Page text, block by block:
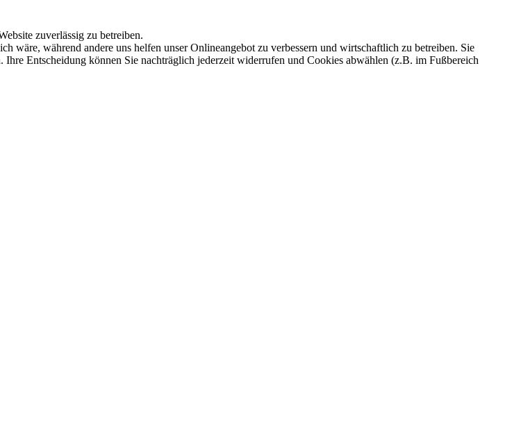
zuverlässig zu betreiben.
wäre, während andere uns helfen unser Onlineangebot zu verbessern und wirtschaftlich zu betreiben. Sie
Entscheidung können Sie nachträglich jederzeit widerrufen und Cookies abwählen (z.B. im Fußbereich